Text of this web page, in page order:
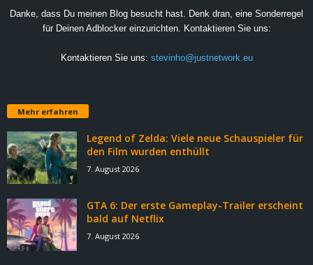
Danke, dass Du meinen Blog besucht hast. Denk dran, eine Sonderregel
für Deinen Adblocker einzurichten. Kontaktieren Sie uns:
Kontaktieren Sie uns: stevinho@justnetwork.eu
Mehr erfahren
Legend of Zelda: Viele neue Schauspieler für
den Film wurden enthüllt
7. August 2026
GTA 6: Der erste Gameplay-Trailer erscheint
bald auf Netflix
7. August 2026